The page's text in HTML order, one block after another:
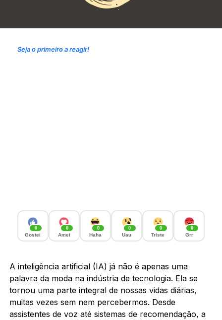
Seja o primeiro a reagir!
0
Gostei
0
Amei
0
Haha
0
Uau
0
Triste
0
Grr
A inteligência artificial (IA) já não é apenas uma
palavra da moda na indústria de tecnologia. Ela se
tornou uma parte integral de nossas vidas diárias,
muitas vezes sem nem percebermos. Desde
assistentes de voz até sistemas de recomendação, a